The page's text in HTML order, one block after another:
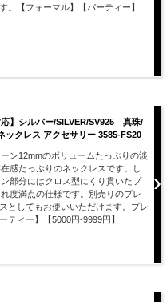
。【フォーマル】【パーティー】
応】シルバー/SILVER/SV925 真珠/
ックレス アクセサリー 3585-FS20
ン12mmのボリュームたっぷりの淡
感たっぷりのネックレスです。し
部分にはクロス型にくり貫いたプ
度満点の仕様です。別売りのブレ
としてもお使いいただけます。プレ
ティー】【5000円-9999円】